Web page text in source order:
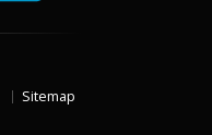
Sitemap